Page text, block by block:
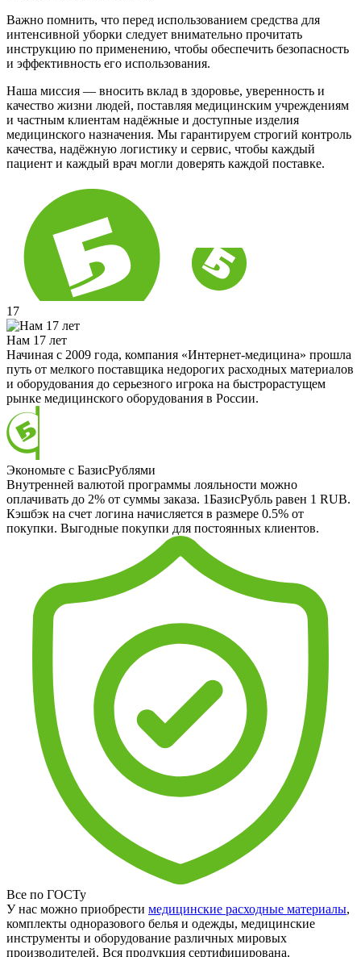
Важно помнить, что перед использованием средства для
интенсивной уборки следует внимательно прочитать
инструкцию по применению, чтобы обеспечить безопасность
и эффективность его использования.
Наша миссия — вносить вклад в здоровье, уверенность и
качество жизни людей, поставляя медицинским учреждениям
и частным клиентам надёжные и доступные изделия
медицинского назначения. Мы гарантируем строгий контроль
качества, надёжную логистику и сервис, чтобы каждый
пациент и каждый врач могли доверять каждой поставке.
17
Нам 17 лет
Начиная с 2009 года, компания «Интернет-медицина» прошла
путь от мелкого поставщика недорогих расходных материалов
и оборудования до серьезного игрока на быстрорастущем
рынке медицинского оборудования в России.
Экономьте с БазисРублями
Внутренней валютой программы лояльности можно
оплачивать до 2% от суммы заказа. 1БазисРубль равен 1 RUB.
Кэшбэк на счет логина начисляется в размере 0.5% от
покупки. Выгодные покупки для постоянных клиентов.
Все по ГОСТу
У нас можно приобрести медицинские расходные материалы,
комплекты одноразового белья и одежды, медицинские
инструменты и оборудование различных мировых
производителей. Вся продукция сертифицирована.